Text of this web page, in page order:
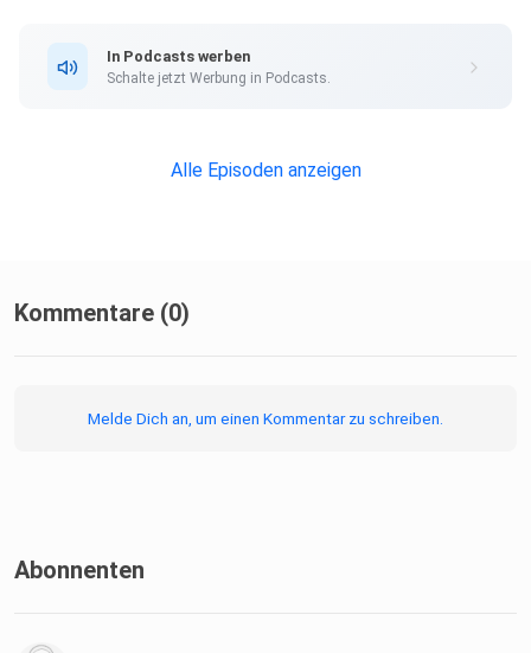
In Podcasts werben
Schalte jetzt Werbung in Podcasts.
Alle Episoden anzeigen
Kommentare (0)
Melde Dich an, um einen Kommentar zu schreiben.
Abonnenten